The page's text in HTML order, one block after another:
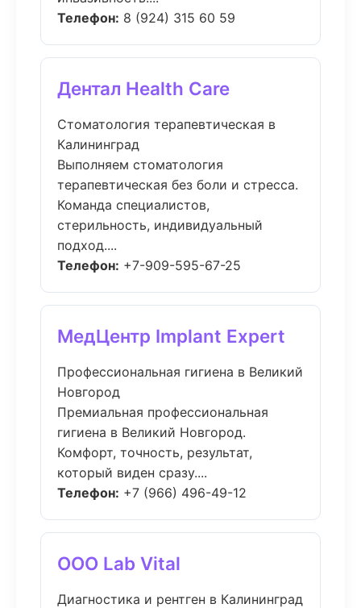
Телефон: 8 (924) 315 60 59
Дентал Health Care
Стоматология терапевтическая в
Калининград
Выполняем стоматология
терапевтическая без боли и стресса.
Команда специалистов,
стерильность, индивидуальный
подход....
Телефон: +7-909-595-67-25
МедЦентр Implant Expert
Профессиональная гигиена в Великий
Новгород
Премиальная профессиональная
гигиена в Великий Новгород.
Комфорт, точность, результат,
который виден сразу....
Телефон: +7 (966) 496-49-12
ООО Lab Vital
Диагностика и рентген в Калининград